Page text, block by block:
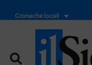
Cronache locali